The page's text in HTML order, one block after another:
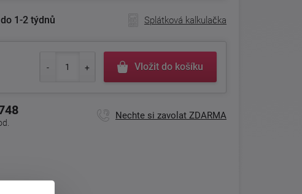
1-2 týdnů Splátková kalkulačka
Vložit do košíku
Nechte si zavolat ZDARMA